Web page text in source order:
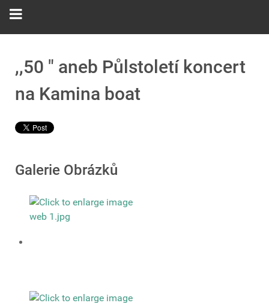
,,50 " aneb Půlstoletí koncert
na Kamina boat
Galerie Obrázků